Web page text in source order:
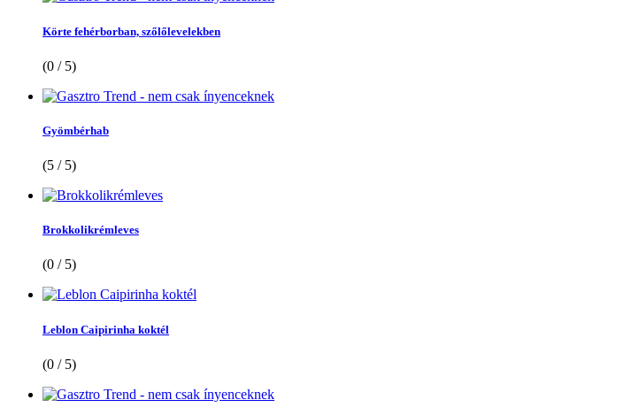
Körte fehérborban, szőlőlevelekben
(0 / 5)
Gyömbérhab
(5 / 5)
Brokkolikrémleves
(0 / 5)
Leblon Caipirinha koktél
(0 / 5)